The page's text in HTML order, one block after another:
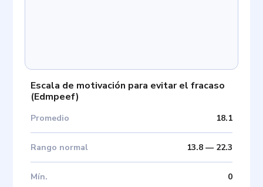
Escala de motivación para evitar el fracaso
(Edmpeef)
Promedio 18.1
Rango normal 13.8— 22.3
Mín. 0